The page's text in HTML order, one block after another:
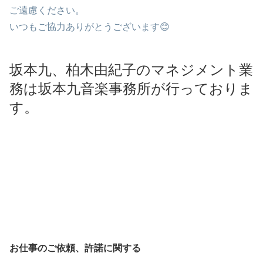
ご遠慮ください。
いつもご協力ありがとうございます😊
坂本九、柏木由紀子のマネジメント業
務は坂本九音楽事務所が行っておりま
す。
お仕事のご依頼、許諾に関する